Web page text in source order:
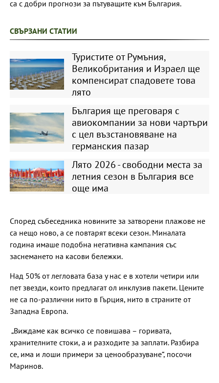
са с добри прогнози за пътуващите към България.
СВЪРЗАНИ СТАТИИ
Туристите от Румъния,
Великобритания и Израел ще
компенсират спадовете това
лято
България ще преговаря с
авиокомпании за нови чартъри
с цел възстановяване на
германския пазар
Лято 2026 - свободни места за
летния сезон в България все
още има
Според събеседника новините за затворени плажове не
са нещо ново, а се повтарят всеки сезон. Миналата
година имаше подобна негативна кампания със
заснемането на касови бележки.
Над 50% от легловата база у нас е в хотели четири или
пет звезди, които предлагат ол инклузив пакети. Цените
не са по-различни нито в Гърция, нито в страните от
Западна Европа.
„Виждаме как всичко се повишава – горивата,
хранителните стоки, а и разходите за заплати. Разбира
се, има и лоши примери за ценообразуване“, посочи
Маринов.